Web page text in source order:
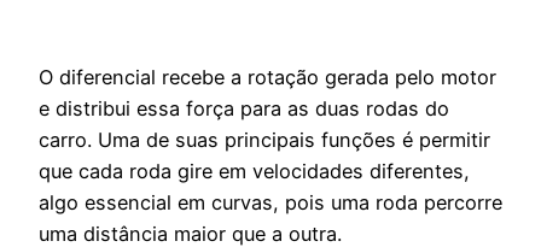
O diferencial recebe a rotação gerada pelo motor
e distribui essa força para as duas rodas do
carro. Uma de suas principais funções é permitir
que cada roda gire em velocidades diferentes,
algo essencial em curvas, pois uma roda percorre
uma distância maior que a outra.